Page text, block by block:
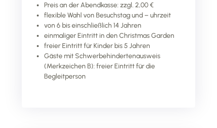
Preis an der Abendkasse: zzgl. 2,00 €
flexible Wahl von Besuchstag und – uhrzeit
von 6 bis einschließlich 14 Jahren
einmaliger Eintritt in den Christmas Garden
freier Eintritt für Kinder bis 5 Jahren
Gäste mit Schwerbehindertenausweis
(Merkzeichen B): freier Eintritt für die
Begleitperson